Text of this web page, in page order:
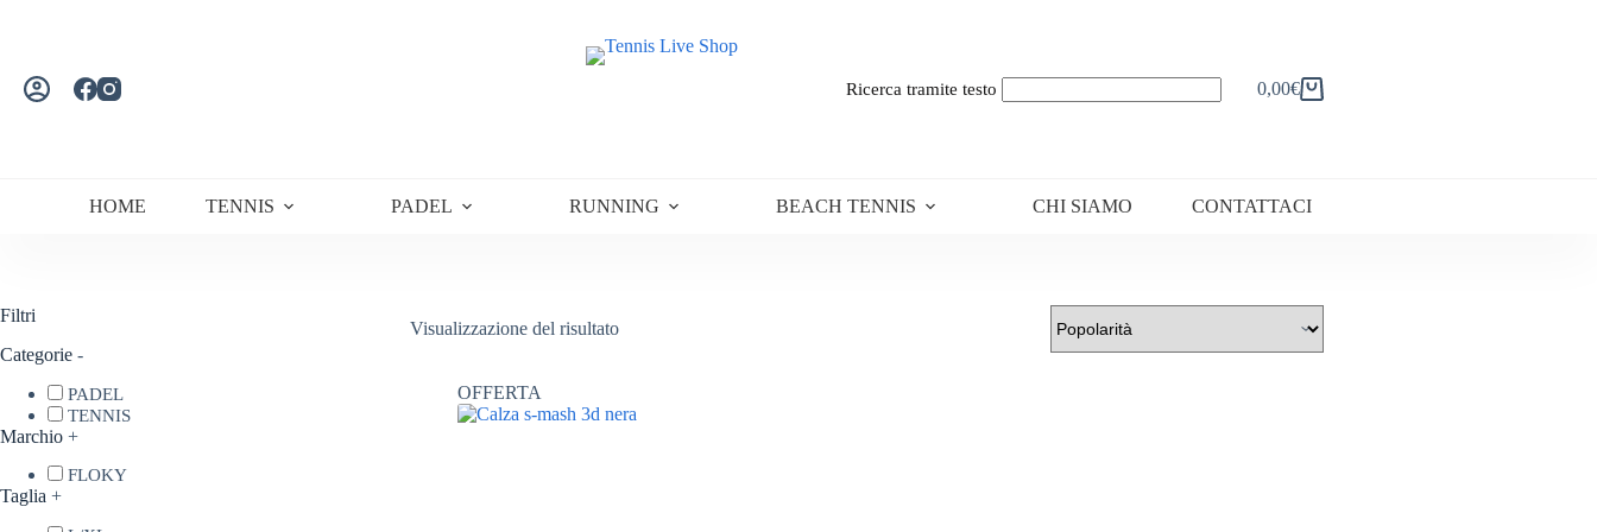
Ricerca tramite testo Carrello
0,00€
HOME TENNIS PADEL RUNNING BEACH TENNIS CHI SIAMO CONTATTACI
Visualizzazione del risultato
OFFERTA
Filtri
Categorie -
PADEL
TENNIS
Marchio +
FLOKY
Taglia +